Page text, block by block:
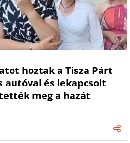
hoztak a Tisza Párt
autóval és lekapcsolt
meg a hazát